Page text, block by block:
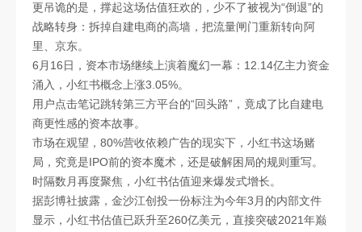
更吊诡的是，撑起这场估值狂欢的，少不了被视为“倒退”的
战略转身：拆掉自建电商的高墙，把流量闸门重新转向阿
里、京东。
6月16日，资本市场继续上演着魔幻一幕：12.14亿主力资金
涌入，小红书概念上涨3.05%。
用户点击笔记跳转第三方平台的“回头路”，竟成了比自建电
商更性感的资本故事。
市场在观望，80%营收依赖广告的现实下，小红书这场赌
局，究竟是IPO前的资本魔术，还是破解困局的规则重写。
时隔数月再度聚焦，小红书估值迎来爆发式增长。
据彭博社披露，金沙江创投一份标注为今年3月的内部文件
显示，小红书估值已跃升至260亿美元，直接突破2021年巅